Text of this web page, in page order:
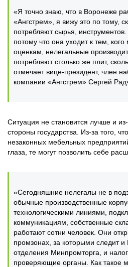
«Я точно знаю, что в Воронеже
«Ангстрем», я вижу это по тому,
потребляют сырья,
потому что она уходит к тем,
оценкам, нелегальные
потребляют столько же плит,
отмечает вице-президент, член
компании «Ангстрем» Сергей
Ситуация не становится лучше и
стороны государства. Из-за того,
незаконных мебельных
глаза, те могут позволить себе
«Сегодняшние нелегалы не в
обычные производственные
технологическими линиями,
коммуникациям, собственные
работают сотни человек. Они
промзонах, за которыми следит
отделения Минпромторга, и
проверяющие органы. Как такое